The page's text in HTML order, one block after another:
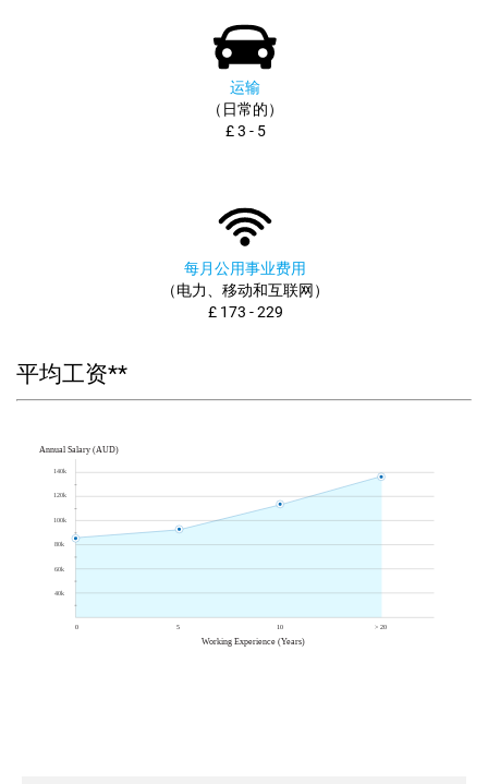
运输
（日常的）
£ 3 - 5
每月公用事业费用
（电力、移动和互联网）
£ 173 - 229
平均工资**